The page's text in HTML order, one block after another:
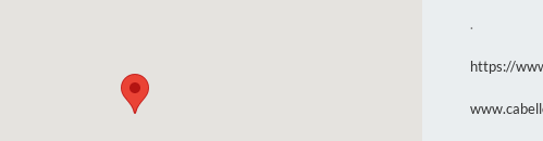
.
https://